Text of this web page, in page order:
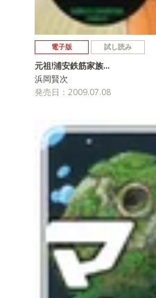
電子版 試し読み
元祖!浦安鉄筋家族…
浜岡賢次
発売日：2009.07.08